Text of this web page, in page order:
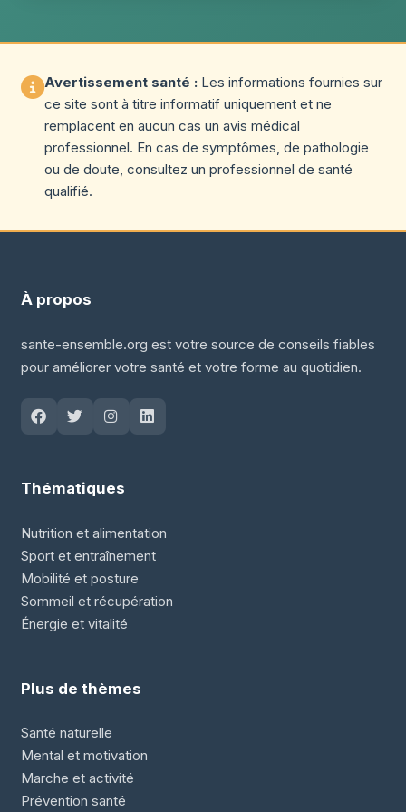
Avertissement santé :Les informations fournies sur
ce site sont à titre informatif uniquement et ne
remplacent en aucun cas un avis médical
professionnel. En cas de symptômes, de pathologie
ou de doute, consultez un professionnel de santé
qualifié.
À propos
sante-ensemble.org est votre source de conseils fiables
pour améliorer votre santé et votre forme au quotidien.
Thématiques
Nutrition et alimentation
Sport et entraînement
Mobilité et posture
Sommeil et récupération
Énergie et vitalité
Plus de thèmes
Santé naturelle
Mental et motivation
Marche et activité
Prévention santé